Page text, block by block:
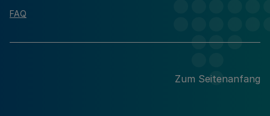
FAQ
Zum Seitenanfang